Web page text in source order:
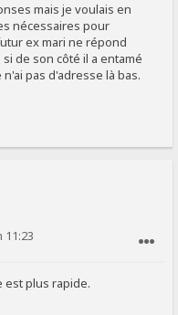
mais je voulais en
nécessaires pour
ex mari ne répond
de son côté il a entamé
pas d'adresse là bas.
11:23
est plus rapide.